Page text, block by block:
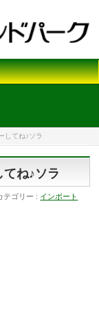
してね♪ソラ
ね♪ソラ
テゴリー : インポート